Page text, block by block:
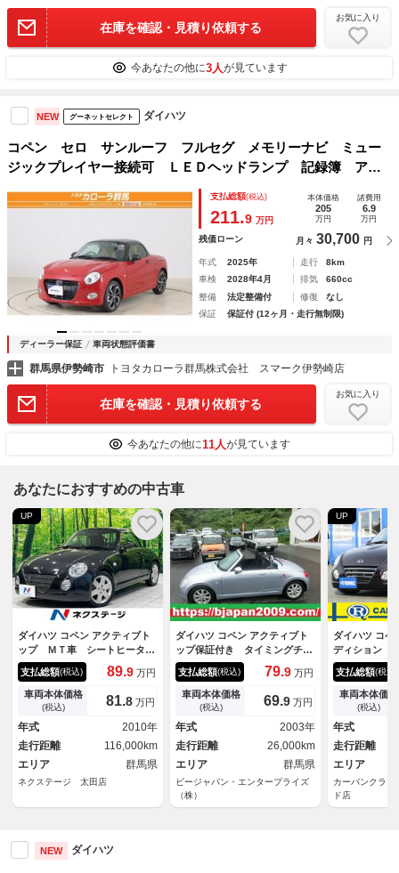
在庫を確認・見積り依頼する
お気に入り
今あなたの他に3人が見ています
NEW グーネットセレクト ダイハツ
コペン セロ サンルーフ フルセグ メモリーナビ ミュー
ジックプレイヤー接続可 ＬＥＤヘッドランプ 記録簿 アイ
ドリングストップ
支払総額(税込)
211.9 万円
本体価格
205
万円
諸費用
6.9
万円
残価ローン 月々 30,700 円
年式 2025年 走行
8km
車検
2028年4月 排気
660cc
整備
法定整備付 修復
なし
保証
保証付 (12ヶ月・走行無制限)
ディーラー保証 車両状態評価書
群馬県伊勢崎市 トヨタカローラ群馬株式会社 スマーク伊勢崎店
在庫を確認・見積り依頼する
お気に入り
今あなたの他に11人が見ています
あなたにおすすめの中古車
UP
ダイハツ コペン アクティブト
ップ ＭＴ車 シートヒータ
ー ドラレコ ＥＴＣ 純正１
５インチＡＷ ＨＩＤヘッド
禁煙車 盗難防止システム 運
転席／助手席エアバッグ パワ
ーステアリング パワーウィン
ドウ
支払総額(税込) 89.9 万円
車両本体価格
(税込) 81.8 万円
年式
2010年
走行距離
116,000km
エリア
群馬県
ネクステージ 太田店
ダイハツ コペン アクティブト
ップ保証付き タイミングチェ
ーン ターボ キーレスエン
ト ダブルエアバッグ パワー
ウインド ＡＢＳ ＰＳ エ
アＢ ナビ
支払総額(税込) 79.9 万円
車両本体価格
(税込) 69.9 万円
年式
2003年
走行距離
26,000km
エリア
群馬県
ビージャパン・エンタープライズ
（株）
UP
ダイハツ コペ
ディション
ＤＤナビ レ
支払総額(税込)
車両本体価格
(税込)
年式
走行距離
エリア
カーバンクラ
ド店
NEW ダイハツ